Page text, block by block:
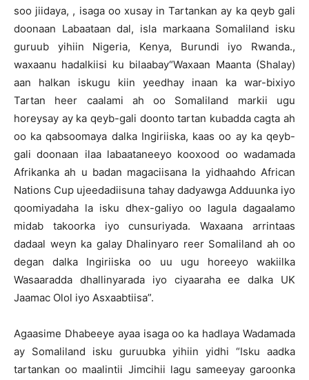
soo jiidaya, , isaga oo xusay in Tartankan ay ka qeyb gali
doonaan Labaataan dal, isla markaana Somaliland isku
guruub yihiin Nigeria, Kenya, Burundi iyo Rwanda.,
waxaanu hadalkiisi ku bilaabay“Waxaan Maanta (Shalay)
aan halkan iskugu kiin yeedhay inaan ka war-bixiyo
Tartan heer caalami ah oo Somaliland markii ugu
horeysay ay ka qeyb-gali doonto tartan kubadda cagta ah
oo ka qabsoomaya dalka Ingiriiska, kaas oo ay ka qeyb-
gali doonaan ilaa labaataneeyo kooxood oo wadamada
Afrikanka ah u badan magaciisana la yidhaahdo African
Nations Cup ujeedadiisuna tahay dadyawga Adduunka iyo
qoomiyadaha la isku dhex-galiyo oo lagula dagaalamo
midab takoorka iyo cunsuriyada. Waxaana arrintaas
dadaal weyn ka galay Dhalinyaro reer Somaliland ah oo
degan dalka Ingiriiska oo uu ugu horeeyo wakiilka
Wasaaradda dhallinyarada iyo ciyaaraha ee dalka UK
Jaamac Olol iyo Asxaabtiisa”.
Agaasime Dhabeeye ayaa isaga oo ka hadlaya Wadamada
ay Somaliland isku guruubka yihiin yidhi “Isku aadka
tartankan oo maalintii Jimcihii lagu sameeyay garoonka